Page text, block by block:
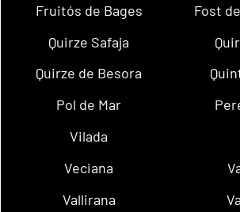
Fruitós de Bages
Fost
Quirze Safaja
Quirze de Besora
Pol de Mar
Vilada
Veciana
Vallirana